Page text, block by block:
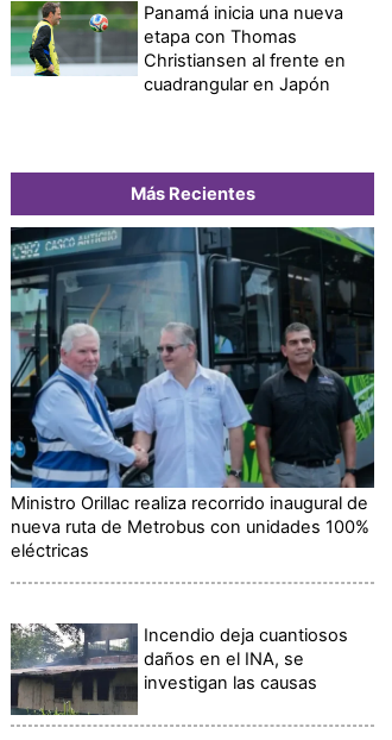
Panamá inicia una nueva
etapa con Thomas
Christiansen al frente en
cuadrangular en Japón
Más Recientes
Ministro Orillac realiza recorrido inaugural de
nueva ruta de Metrobus con unidades 100%
eléctricas
Incendio deja cuantiosos
daños en el INA, se
investigan las causas